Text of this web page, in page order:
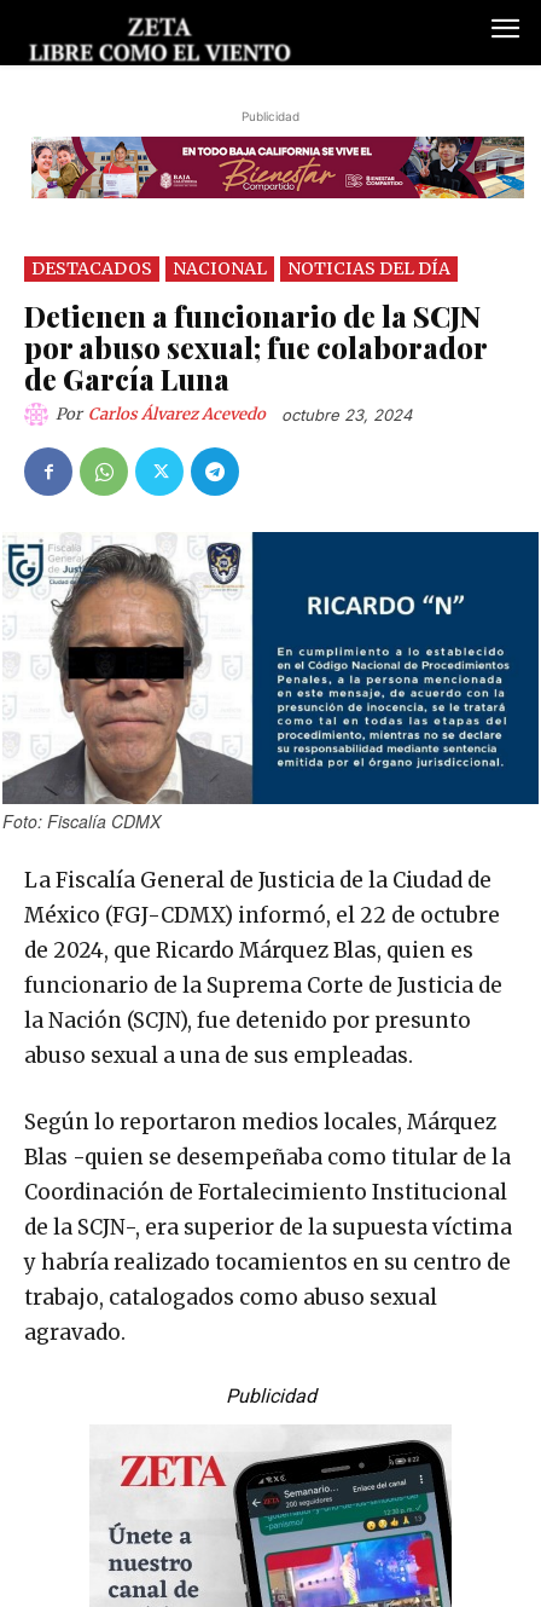
Publicidad
DESTACADOS NACIONAL NOTICIAS DEL DÍA
Detienen a funcionario de la SCJN
por abuso sexual; fue colaborador
de García Luna
Por Carlos Álvarez Acevedo octubre 23, 2024
Foto: Fiscalía CDMX
La Fiscalía General de Justicia de la Ciudad de
México (FGJ-CDMX) informó, el 22 de octubre
de 2024, que Ricardo Márquez Blas, quien es
funcionario de la Suprema Corte de Justicia de
la Nación (SCJN), fue detenido por presunto
abuso sexual a una de sus empleadas.
Según lo reportaron medios locales, Márquez
Blas -quien se desempeñaba como titular de la
Coordinación de Fortalecimiento Institucional
de la SCJN-, era superior de la supuesta víctima
y habría realizado tocamientos en su centro de
trabajo, catalogados como abuso sexual
agravado.
Publicidad